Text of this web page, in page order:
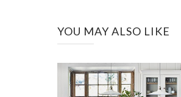
YOU MAY ALSO LIKE